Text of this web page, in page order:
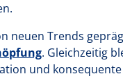
neuen Trends
. Gleichzeitig
und